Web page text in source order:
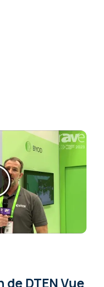
de DTEN Vue